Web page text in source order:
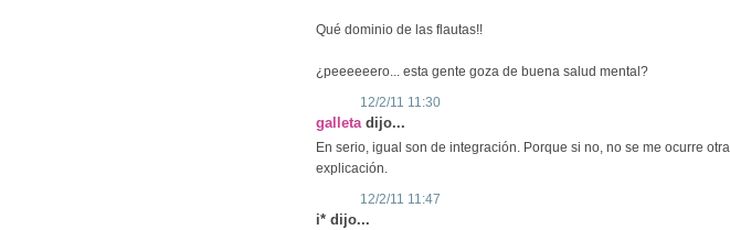
Qué dominio de las flautas!!
¿peeeeeero... esta gente goza de buena salud mental?
12/2/11 11:30
galleta dijo...
En serio, igual son de integración. Porque si no, no se me ocurre otra
explicación.
12/2/11 11:47
i* dijo...